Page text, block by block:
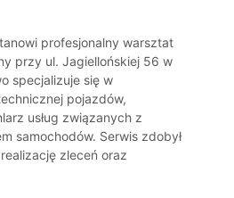
profesjonalny warsztat
przy ul. Jagiellońskiej 56 w
specjalizuje się w
pojazdów,
usług związanych z
samochodów. Serwis zdobył
zleceń oraz